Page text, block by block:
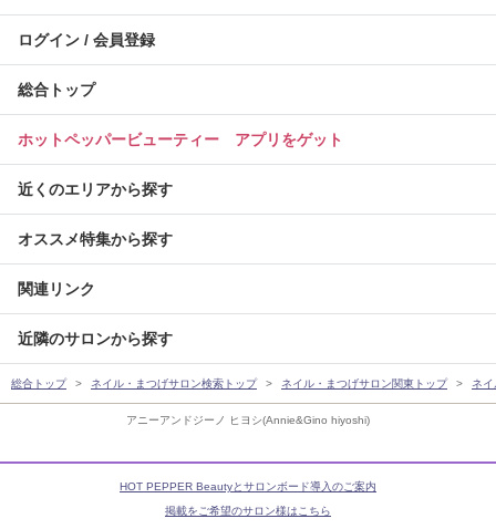
アニーアンドジーノ ヒヨシ(Annie&Gino hiyoshi)
ログイン / 会員登録
総合トップ
ホットペッパービューティー アプリをゲット
近くのエリアから探す
オススメ特集から探す
関連リンク
近隣のサロンから探す
総合トップ ネイル・まつげサロン検索トップ ネイル・まつげサロン関東トップ ネ
HOT PEPPER Beautyとサロンボード導入のご案内
掲載をご希望のサロン様はこちら